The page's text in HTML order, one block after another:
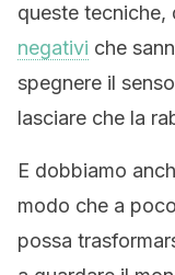
queste tecniche,
negativi che
spegnere il
lasciare che la
E dobbiamo
modo che a
possa